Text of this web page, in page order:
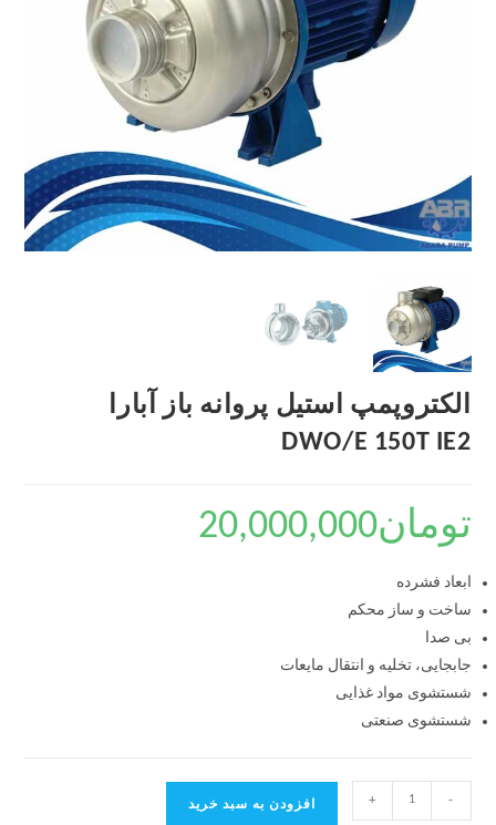
الکتروپمپ استیل پروانه باز آبارا
DWO/E 150T IE2
تومان20,000,000
ابعاد فشرده
ساخت و ساز محکم
بی صدا
جابجایی، تخلیه و انتقال مایعات
شستشوی مواد غذایی
شستشوی صنعتی
-
+ افزودن به سبد خرید